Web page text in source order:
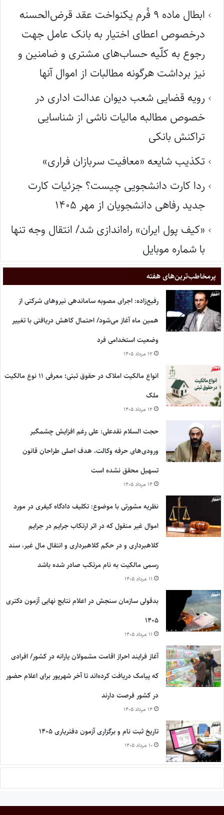
ابطال ماده ۹ فُرم یکنواخت عقد قرض‌الحسنه
درخصوص اعطای اختیار به بانک عامل جهت
رجوع به کلّیه حساب‌های مشتری و ضامنین و
نیز برداشت هرگونه مطالبات از اموال آنها
رویه قضایی شعب دیوان عدالت اداری در
خصوص مطالبه مالیات ناشی از شناسایی
تراکنش بانکی
تکذیب شایعه «معافیت سربازان فراری»
ردا کارت دانشجویی چیست؟ جزئیات کارت
جدید رفاهی دانشجویان از مهر ۱۴۰۵
«کیف پول ایران» راه‌اندازی شد/ انتقال وجه تنها
با شماره موبایل
پر‌مخاطب‌ترین‌های هفته
رفیع‌زاده: اجرای مصوبه ساماندهی نیروهای شرکتی از
همین ماه آغاز می‌شود/ احتمال کاهش دریافتی با تغییر
وضعیت استخدامی فرد
۱۲ مرداد ۱۴۰۵
انواع مالکیت املاک در حقوق ثبتی؛ معرفی ۱۱ نوع مالکیت
ملک
۱۲ مرداد ۱۴۰۵
حجت السلام نقدعلی: علی رغم افزایش چشمگیر
ورودی‌های حرفه وکالت، هدف اصلی طراحان قانون
تسهیل محقق نشده است
۱۴ مرداد ۱۴۰۵
نظریه مشورتی با موضوع: تکلیف دادگاه کیفری در مورد
اموال غیر منقول که در اثر ارتکاب جرایم در جرایم
کلاهبرداری و در حکم کلاهبرداری و انتقال مال غیر، سند
رسمی مالکیت به نام مرتکب صادر شده باشد
۱۱ مرداد ۱۴۰۵
بدقولی سازمان سنجش در اعلام نتایج نهایی آزمون دکتری
۱۴۰۵
۱۱ مرداد ۱۴۰۵
آغاز فرایند احراز اقامت مشمولان یارانه در کشور/ افرادی
که پیامک دریافت کرده‌اند تا آخر شهریور برای اعلام حضور
در کشور فرصت دارند
۱۴ مرداد ۱۴۰۵
تاریخ ثبت نام و برگزاری آزمون دفتریاری ۱۴۰۵
۱۰ مرداد ۱۴۰۵